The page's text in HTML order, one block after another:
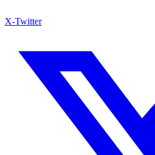
X-Twitter